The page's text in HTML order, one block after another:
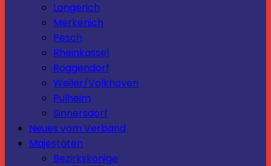
Longerich
Merkenich
Pesch
Rheinkassel
Roggendorf
Weiler/Volkhoven
Pulheim
Sinnersdorf
Neues vom Verband
Majestäten
Bezirkskönige